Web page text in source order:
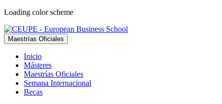
Loading color scheme
Maestrías Oficiales
Inicio
Másteres
Maestrías Oficiales
Semana Internacional
Becas